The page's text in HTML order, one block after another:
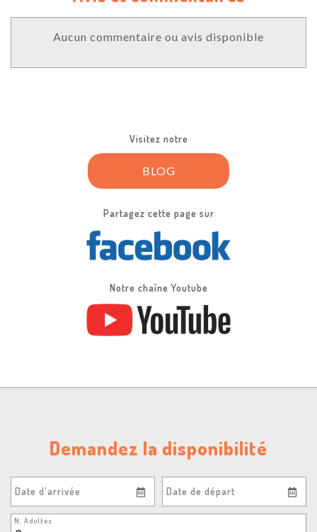
Aucun commentaire ou avis disponible
Visitez notre
BLOG
Partagez cette page sur
Notre chaîne Youtube
Demandez la disponibilité
Date d'arrivée Date de départ
N. Adultes